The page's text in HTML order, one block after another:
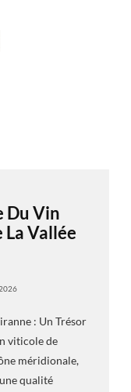
Du Vin
La Vallée
: Un Trésor
viticole de
méridionale,
qualité